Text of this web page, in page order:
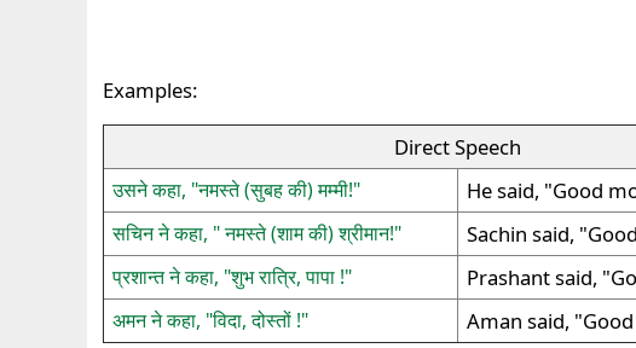
Examples:
Direct Speech
उसने कहा, "नमस्ते (सुबह की) मम्मी!" He said, "Good
सचिन ने कहा, " नमस्ते (शाम की) श्रीमान!"
Sachin said,
प्रशान्त ने कहा, "शुभ रात्रि, पापा !"
Prashant said,
अमन ने कहा, "विदा, दोस्तों !"
Aman said,